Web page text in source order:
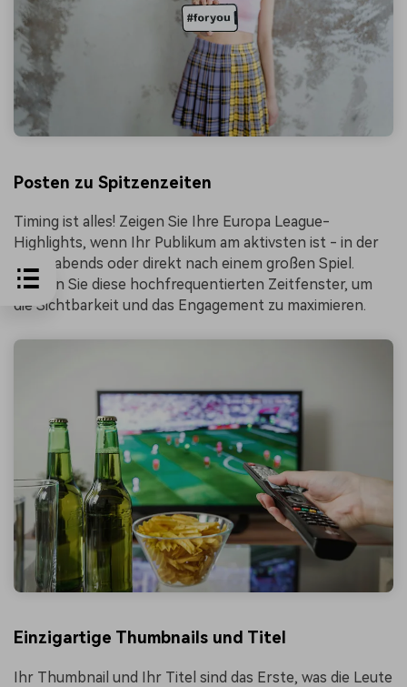
Posten zu Spitzenzeiten
Timing ist alles! Zeigen Sie Ihre Europa League-
Highlights, wenn Ihr Publikum am aktivsten ist - in der
Regel abends oder direkt nach einem großen Spiel.
Nutzen Sie diese hochfrequentierten Zeitfenster, um
die Sichtbarkeit und das Engagement zu maximieren.
Einzigartige Thumbnails und Titel
Ihr Thumbnail und Ihr Titel sind das Erste, was die Leute